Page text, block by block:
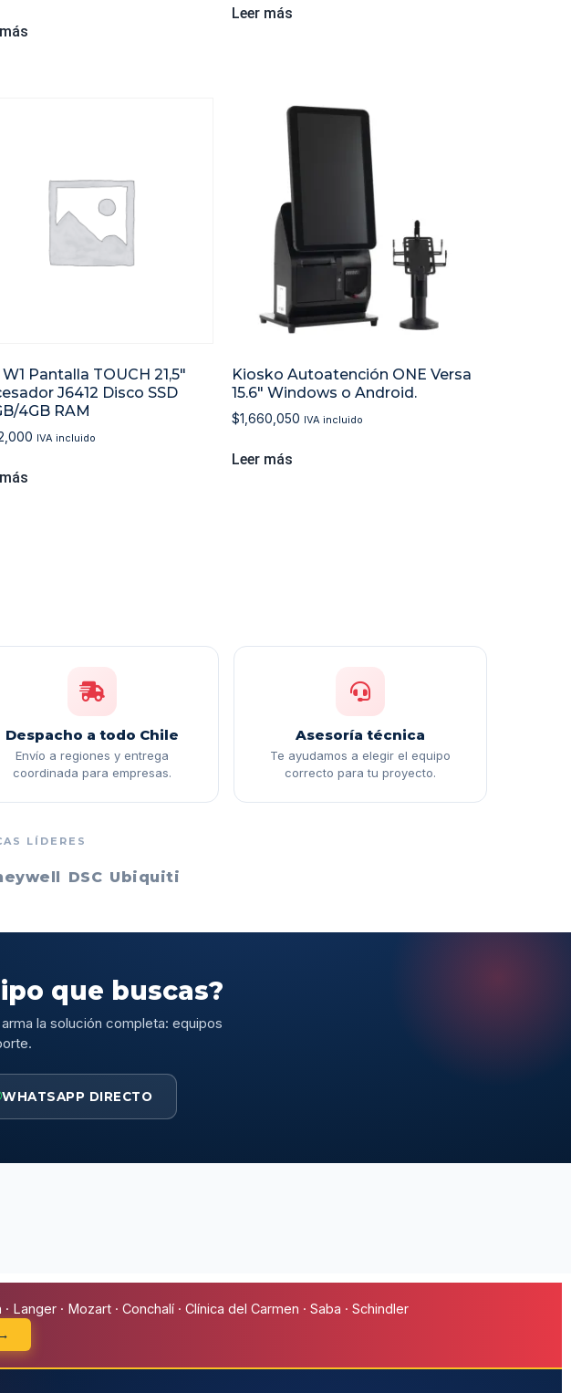
Leer más
W1 Pantalla TOUCH 21,5″
J6412 Disco SSD
4GB RAM
IVA incluido
Kiosko Autoatención ONE Versa
15.6″ Windows o Android.
$1,660,050 IVA incluido
Leer más
Despacho a todo Chile
Envío a regiones y entrega
coordinada para empresas.
Asesoría técnica
Te ayudamos a elegir el equipo
correcto para tu proyecto.
LÍDERES
DSC Ubiquiti
que buscas?
la solución completa: equipos
WHATSAPP DIRECTO
Langer · Mozart · Conchalí · Clínica del Carmen · Saba · Schindler